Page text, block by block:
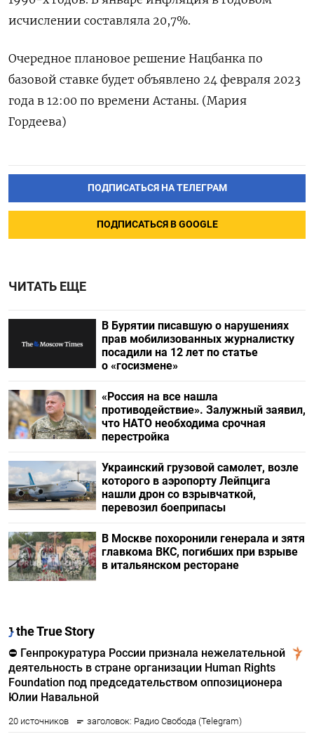
исчислении составляла 20,7%.
Очередное плановое решение Нацбанка по
базовой ставке будет объявлено 24 февраля 2023
года в 12:00 по времени Астаны. (Мария
Гордеева)
ПОДПИСАТЬСЯ НА ТЕЛЕГРАМ
ПОДПИСАТЬСЯ В GOOGLE
ЧИТАТЬ ЕЩЕ
В Бурятии писавшую о нарушениях
прав мобилизованных журналистку
посадили на 12 лет по статье
о «госизмене»
«Россия на все нашла
противодействие». Залужный заявил,
что НАТО необходима срочная
перестройка
Украинский грузовой самолет, возле
которого в аэропорту Лейпцига
нашли дрон со взрывчаткой,
перевозил боеприпасы
В Москве похоронили генерала и зятя
главкома ВКС, погибших при взрыве
в итальянском ресторане